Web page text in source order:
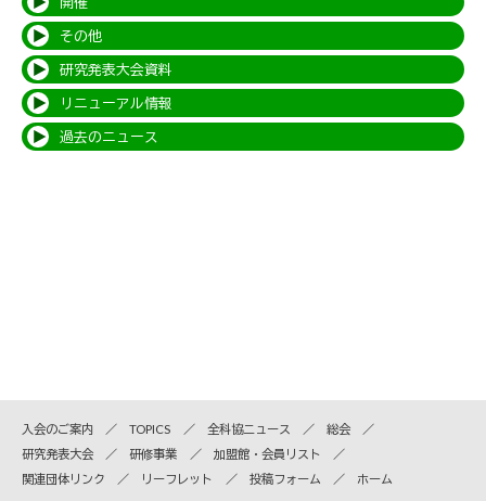
その他
研究発表大会資料
リニューアル情報
過去のニュース
入会のご案内 TOPICS 全科協ニュース
総会
研究発表大会
研修事業
加盟館・会員リスト
関連団体リンク
リーフレット 投稿フォーム ホーム